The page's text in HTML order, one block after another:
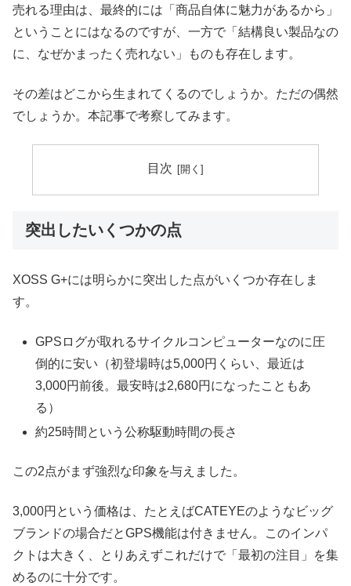
売れる理由は、最終的には「商品自体に魅力があるから」
ということにはなるのですが、一方で「結構良い製品なの
に、なぜかまったく売れない」ものも存在します。
その差はどこから生まれてくるのでしょうか。ただの偶然
でしょうか。本記事で考察してみます。
目次
突出したいくつかの点
XOSS G+には明らかに突出した点がいくつか存在しま
す。
GPSログが取れるサイクルコンピューターなのに圧
倒的に安い（初登場時は5,000円くらい、最近は
3,000円前後。最安時は2,680円になったこともあ
る）
約25時間という公称駆動時間の長さ
この2点がまず強烈な印象を与えました。
3,000円という価格は、たとえばCATEYEのようなビッグ
ブランドの場合だとGPS機能は付きません。このインパ
クトは大きく、とりあえずこれだけで「最初の注目」を集
めるのに十分です。